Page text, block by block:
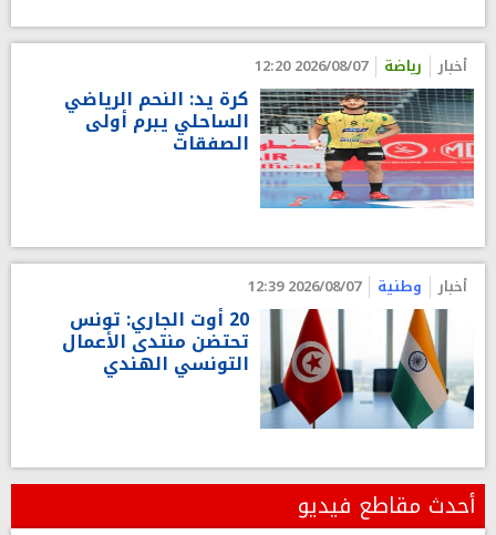
أخبار رياضة 2026/08/07 12:20
كرة يد: النحم الرياضي
الساحلي يبرم أولى
الصفقات
أخبار وطنية 2026/08/07 12:39
20 أوت الجاري: تونس
تحتضن منتدى الأعمال
التونسي الهندي
أحدث مقاطع فيديو